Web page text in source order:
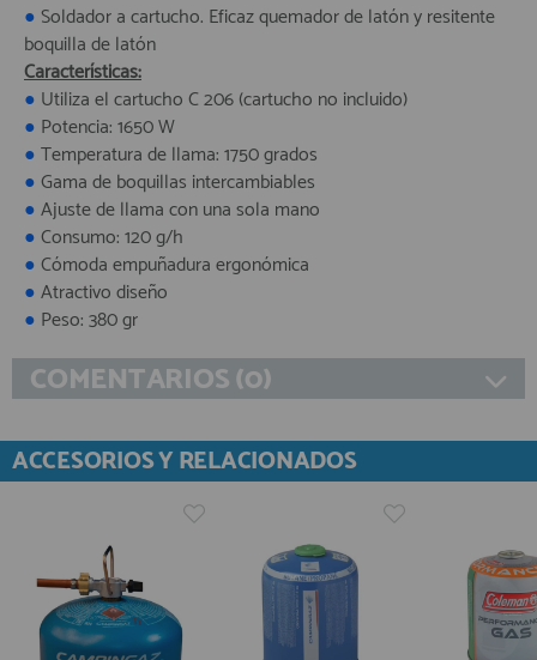
●Soldador a cartucho. Eficaz quemador de latón y resitente
boquilla de latón
Características:
● Utiliza el cartucho C 206 (cartucho no incluido)
● Potencia: 1650 W
●Temperatura de llama: 1750 grados
●Gama de boquillas intercambiables
●Ajuste de llama con una sola mano
●Consumo: 120 g/h
●Cómoda empuñadura ergonómica
●Atractivo diseño
● Peso: 380 gr
COMENTARIOS (0)
ACCESORIOS Y RELACIONADOS